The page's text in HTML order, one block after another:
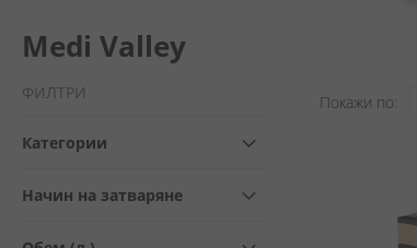
Medi Valley
Покажи по
ФИЛТРИ
Категории
Начин на затваряне